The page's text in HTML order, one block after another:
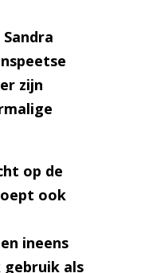
zijn
op de
ook
ineens
als